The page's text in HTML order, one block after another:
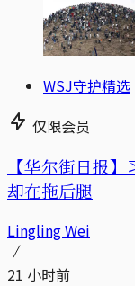
WSJ守护精选
仅限会员
【华尔街日报
却在拖后腿
Lingling Wei
21 小时前